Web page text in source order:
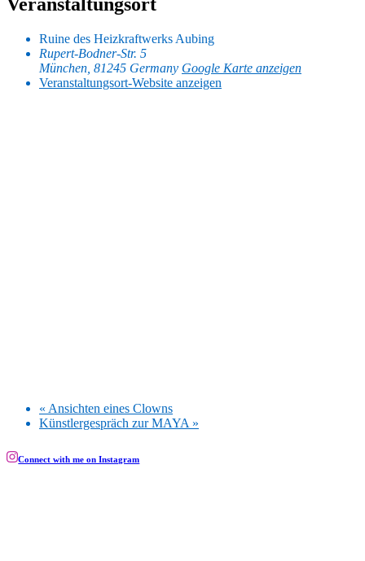
Ruine des Heizkraftwerks Aubing
Rupert-Bodner-Str. 5
München 81245 Germany Google Karte anzeigen
Veranstaltungsort-Website anzeigen
« Ansichten eines Clowns
Künstlergespräch zur MAYA »
Connect with me on Instagram